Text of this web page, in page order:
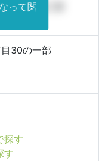
様邸新築工事
って閲
30の一部
探す
す